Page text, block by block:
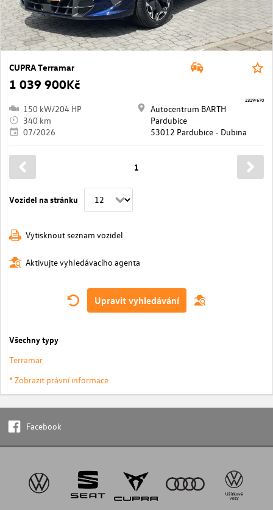
CUPRA Terramar
1 039 900Kč
150 kW/204 HP
340 km
07/2026
Autocentrum BARTH
Pardubice
53012 Pardubice - Dubina
2329/670
Vozidel na stránku
1
Vytisknout seznam vozidel
Aktivujte vyhledávacího agenta
Upravit vyhledávání
Všechny typy
Terramar
* Zobrazit právní informace
Facebook